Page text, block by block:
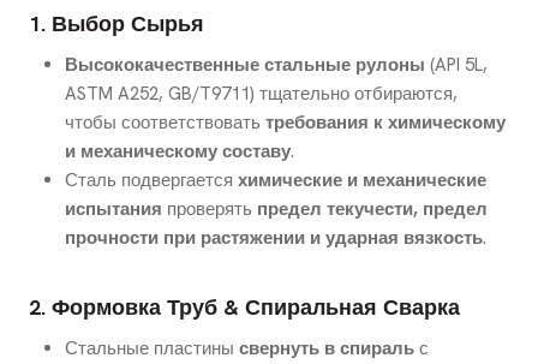
1. Выбор Сырья
Высококачественные стальные рулоны (API 5L,
ASTM A252, GB/T9711) тщательно отбираются,
чтобы соответствовать требования к химическому
и механическому составу.
Сталь подвергается химические и механические
испытания проверять предел текучести, предел
прочности при растяжении и ударная вязкость.
2. Формовка Труб & Спиральная Сварка
Стальные пластины свернуть в спираль с